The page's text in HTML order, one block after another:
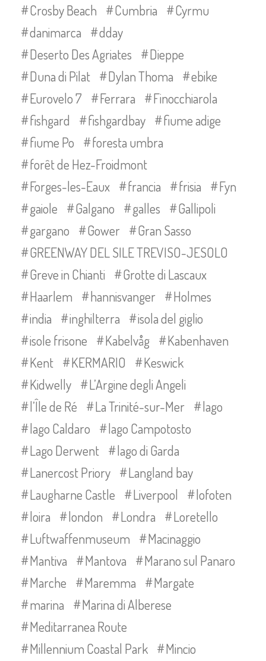
Crosby Beach Cumbria
Cyrmu
danimarca
dday
Deserto Des Agriates
Dieppe
Duna di Pilat
Dylan Thoma
ebike
Eurovelo 7
Ferrara
Finocchiarola
fishgard
fishgardbay
fiume adige
fiume Po
foresta umbra
forêt de Hez-Froidmont
Forges-les-Eaux
francia frisia
Fyn
gaiole
Galgano galles
Gallipoli
gargano
Gower
Gran Sasso
GREENWAY DEL SILE TREVISO-JESOLO
Greve in Chianti
Grotte di Lascaux
Haarlem
hannisvanger
Holmes
india
inghilterra
isola del giglio
isole frisone
Kabelvåg
Kabenhaven
Kent
KERMARIO
Keswick
Kidwelly
L’Argine degli Angeli
l’Île de Ré
La Trinité-sur-Mer
lago
lago Caldaro
lago Campotosto
Lago Derwent
lago di Garda
Lanercost Priory
Langland bay
Laugharne Castle
Liverpool
lofoten
loira
london Londra
Loretello
Luftwaffenmuseum
Macinaggio
Mantiva
Mantova
Marano sul Panaro
Marche
Maremma
Margate
marina
Marina di Alberese
Meditarranea Route
Millennium Coastal Park
Mincio